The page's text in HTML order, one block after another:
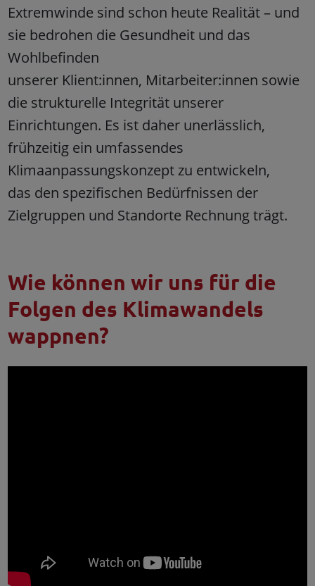
Extremwinde sind schon heute Realität – und
sie bedrohen die Gesundheit und das
Wohlbefinden
unserer Klient:innen, Mitarbeiter:innen sowie
die strukturelle Integrität unserer
Einrichtungen. Es ist daher unerlässlich,
frühzeitig ein umfassendes
Klimaanpassungskonzept zu entwickeln,
das den spezifischen Bedürfnissen der
Zielgruppen und Standorte Rechnung trägt.
Wie können wir uns für die
Folgen des Klimawandels
wappnen?